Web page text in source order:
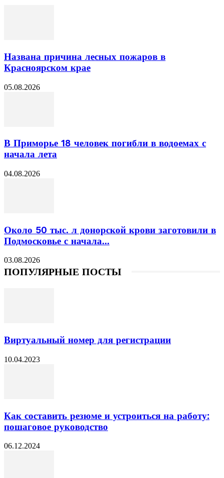
Названа причина лесных пожаров в
Красноярском крае
05.08.2026
В Приморье 18 человек погибли в водоемах с
начала лета
04.08.2026
Около 50 тыс. л донорской крови заготовили в
Подмосковье с начала...
03.08.2026
ПОПУЛЯРНЫЕ ПОСТЫ
Виртуальный номер для регистрации
10.04.2023
Как составить резюме и устроиться на работу:
пошаговое руководство
06.12.2024